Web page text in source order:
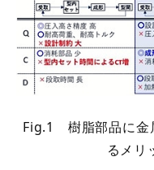
Fig.1 樹脂部品に金
るメリ